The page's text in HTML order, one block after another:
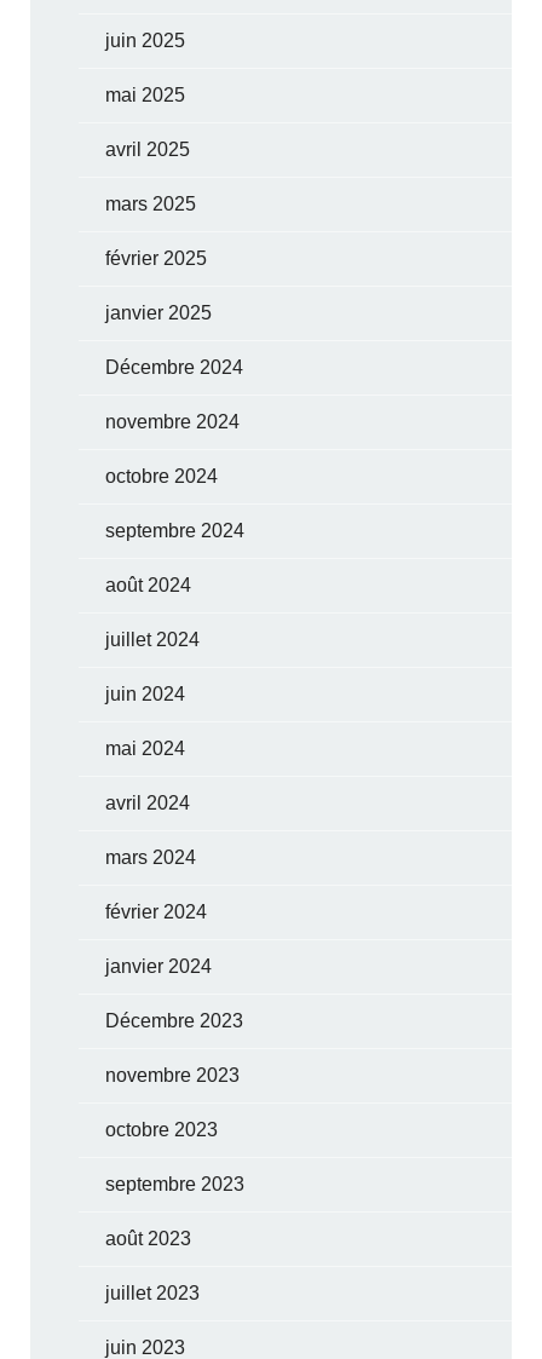
juin 2025
mai 2025
avril 2025
mars 2025
février 2025
janvier 2025
Décembre 2024
novembre 2024
octobre 2024
septembre 2024
août 2024
juillet 2024
juin 2024
mai 2024
avril 2024
mars 2024
février 2024
janvier 2024
Décembre 2023
novembre 2023
octobre 2023
septembre 2023
août 2023
juillet 2023
juin 2023